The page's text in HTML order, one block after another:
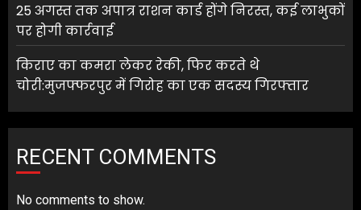
25 अगस्त तक अपात्र राशन कार्ड होंगे निरस्त, कई लाभुकों
पर होगी कार्रवाई
किराए का कमरा लेकर रेकी, फिर करते थे
चोरी:मुजफ्फरपुर में गिरोह का एक सदस्य गिरफ्तार
RECENT COMMENTS
No comments to show.